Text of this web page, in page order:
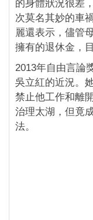
的身體狀況很差
次莫名其妙的車
麗還表示，儘管
擁有的退休金，
2013年自由言論
吳立紅的近況。
禁止他工作和離
治理太湖，但竟
法。